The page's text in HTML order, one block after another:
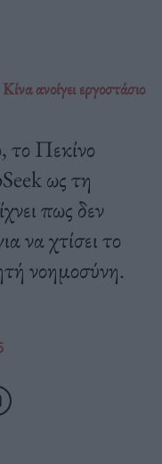
ανοίγει εργοστάσιο
το Πεκίνο
ως τη
πως δεν
να χτίσει το
νοημοσύνη.